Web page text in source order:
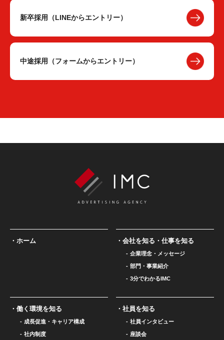
新卒採用（LINEからエントリー）
中途採用（フォームからエントリー）
ホーム 会社を知る・仕事を知る
企業理念・メッセージ
部門・事業紹介
3分でわかるIMC
働く環境を知る
成長促進・キャリア構成
社内制度
社員を知る
社員インタビュー
座談会